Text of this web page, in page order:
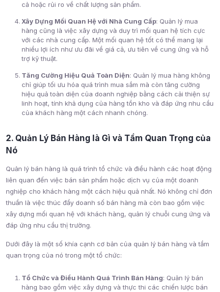
cả hoặc rủi ro về chất lượng sản phẩm.
Xây Dựng Mối Quan Hệ với Nhà Cung Cấp: Quản lý mua
hàng cũng là việc xây dựng và duy trì mối quan hệ tích cực
với các nhà cung cấp. Một mối quan hệ tốt có thể mang lại
nhiều lợi ích như ưu đãi về giá cả, ưu tiên về cung ứng và hỗ
trợ kỹ thuật.
Tăng Cường Hiệu Quả Toàn Diện: Quản lý mua hàng không
chỉ giúp tối ưu hóa quá trình mua sắm mà còn tăng cường
hiệu quả toàn diện của doanh nghiệp bằng cách cải thiện sự
linh hoạt, tính khả dụng của hàng tồn kho và đáp ứng nhu cầu
của khách hàng một cách nhanh chóng.
2. Quản Lý Bán Hàng là Gì và Tầm Quan Trọng của
Nó
Quản lý bán hàng là quá trình tổ chức và điều hành các hoạt động
liên quan đến việc bán sản phẩm hoặc dịch vụ của một doanh
nghiệp cho khách hàng một cách hiệu quả nhất. Nó không chỉ đơn
thuần là việc thúc đẩy doanh số bán hàng mà còn bao gồm việc
xây dựng mối quan hệ với khách hàng, quản lý chuỗi cung ứng và
đáp ứng nhu cầu thị trường.
Dưới đây là một số khía cạnh cơ bản của quản lý bán hàng và tầm
quan trọng của nó trong một tổ chức:
Tổ Chức và Điều Hành Quá Trình Bán Hàng: Quản lý bán
hàng bao gồm việc xây dựng và thực thi các chiến lược bán